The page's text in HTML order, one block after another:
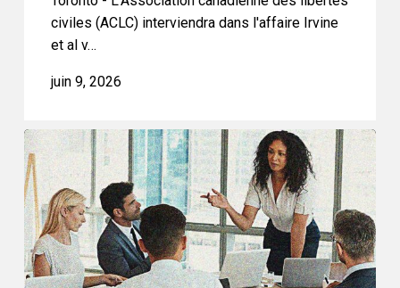
civiles (ACLC) interviendra dans l'affaire Irvine
et al v…
juin 9, 2026
L’ACLC
soutient
les
appels
à
la
représentation